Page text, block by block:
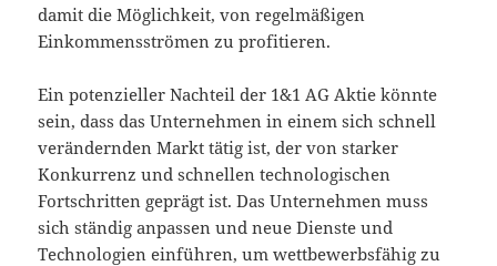
damit die Möglichkeit, von regelmäßigen
Einkommensströmen zu profitieren.
Ein potenzieller Nachteil der 1&1 AG Aktie könnte
sein, dass das Unternehmen in einem sich schnell
verändernden Markt tätig ist, der von starker
Konkurrenz und schnellen technologischen
Fortschritten geprägt ist. Das Unternehmen muss
sich ständig anpassen und neue Dienste und
Technologien einführen, um wettbewerbsfähig zu